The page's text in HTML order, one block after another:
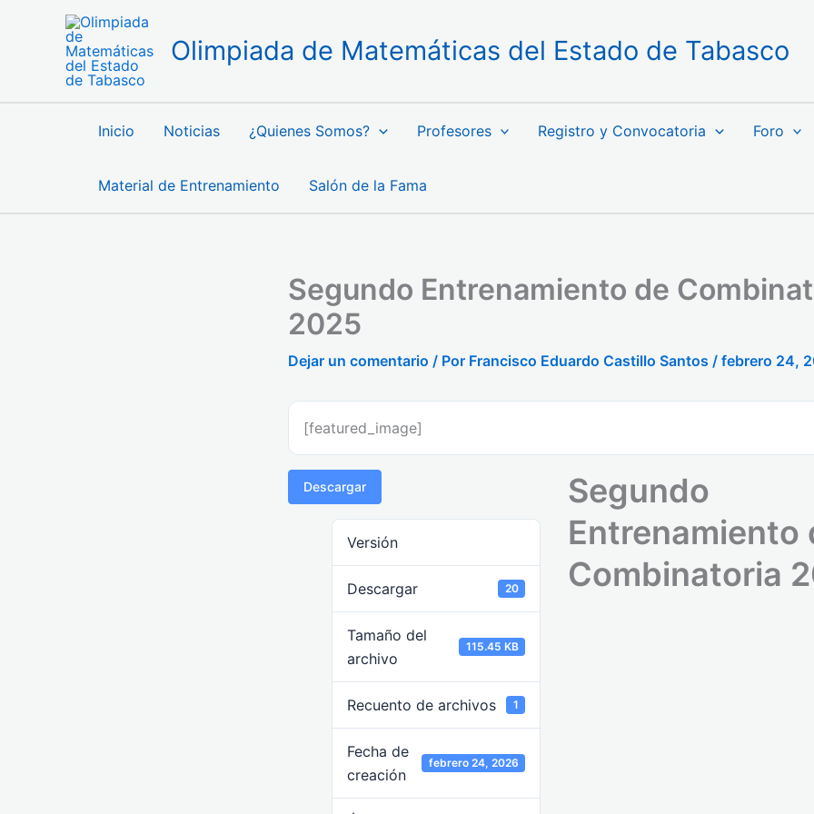
contenido
Olimpiada de Matemáticas del Estado de Tabasco
Inicio Noticias ¿Quienes Somos? Profesores Registro y Convocatoria Foro
Material de Entrenamiento Salón de la Fama
Segundo Entrenamiento de
2025
Dejar un comentario / Por Francisco Eduardo Castillo Santos / febrero 24,
[featured_image]
Descargar
Versión
Descargar 20
Tamaño del
archivo
115.45 KB
Recuento de archivos 1
Fecha de
creación
febrero 24, 2026
Segundo
Entrenamiento
Combinatoria